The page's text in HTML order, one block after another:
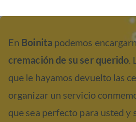
En Boinita podemos
cremación de su ser querido.
que le hayamos devuelto las
organizar un servicio
que sea perfecto para usted y